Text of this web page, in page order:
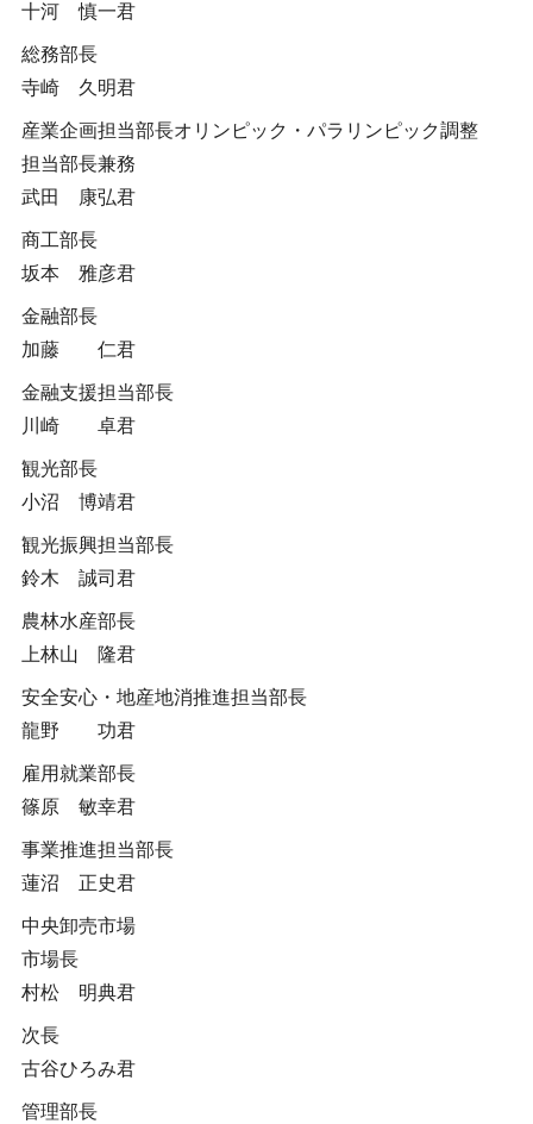
十河 慎一君
総務部長
寺崎 久明君
産業企画担当部長オリンピック・パラリンピック調整
担当部長兼務
武田 康弘君
商工部長
坂本 雅彦君
金融部長
加藤 仁君
金融支援担当部長
川崎 卓君
観光部長
小沼 博靖君
観光振興担当部長
鈴木 誠司君
農林水産部長
上林山 隆君
安全安心・地産地消推進担当部長
龍野 功君
雇用就業部長
篠原 敏幸君
事業推進担当部長
蓮沼 正史君
中央卸売市場
市場長
村松 明典君
次長
古谷ひろみ君
管理部長